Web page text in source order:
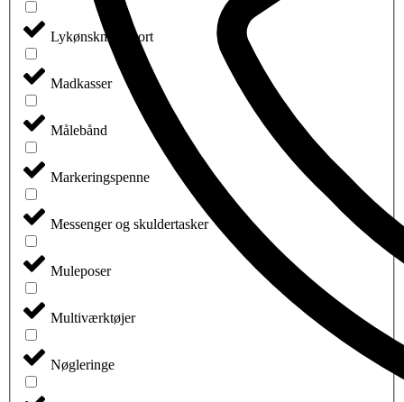
Lykønskningskort
Madkasser
Målebånd
Markeringspenne
Messenger og skuldertasker
Muleposer
Multiværktøjer
Nøgleringe